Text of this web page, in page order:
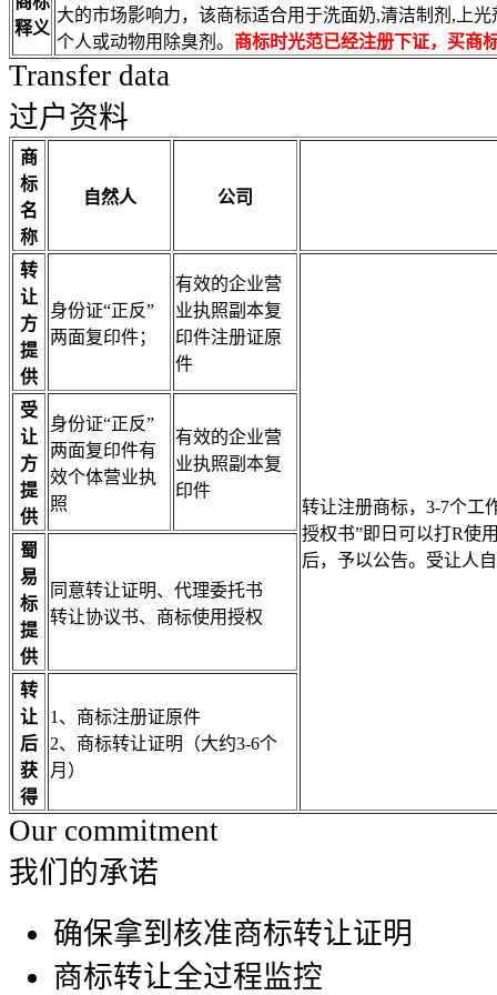
释义
大的市场影响力，该商标适合用于洗面奶,清洁制剂,上
个人或动物用除臭剂。 商标时光范已经注册下证，买商
Transfer data
过户资料
商
标
名
称
自然人 公司
转
让
方
提
供
身份证“正反”
两面复印件；
有效的企业营
业执照副本复
印件注册证原
件
转让注册商标，3-7个工
授权书”即日可以打R使
后，予以公告。受让人
受
让
方
提
供
身份证“正反”
两面复印件有
效个体营业执
照
有效的企业营
业执照副本复
印件
蜀
易
标
提
供
同意转让证明、代理委托书
转让协议书、商标使用授权
转
让
后
获
得
1、商标注册证原件
2、商标转让证明（大约3-6个
月）
Our commitment
我们的承诺
确保拿到核准商标转让证明
商标转让全过程监控